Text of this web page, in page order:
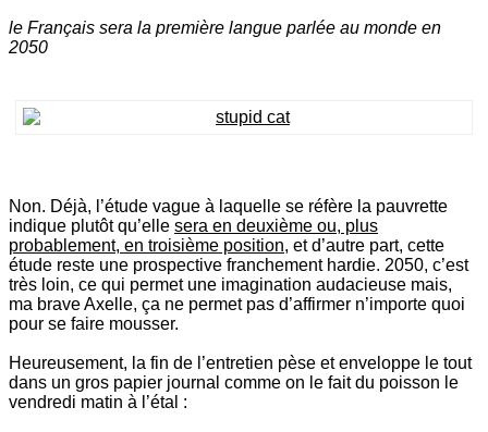
le Français sera la première langue parlée au monde en
2050
Non. Déjà, l’étude vague à laquelle se réfère la pauvrette
indique plutôt qu’elle sera en deuxième ou, plus
probablement, en troisième position, et d’autre part, cette
étude reste une prospective franchement hardie. 2050, c’est
très loin, ce qui permet une imagination audacieuse mais,
ma brave Axelle, ça ne permet pas d’affirmer n’importe quoi
pour se faire mousser.
Heureusement, la fin de l’entretien pèse et enveloppe le tout
dans un gros papier journal comme on le fait du poisson le
vendredi matin à l’étal :